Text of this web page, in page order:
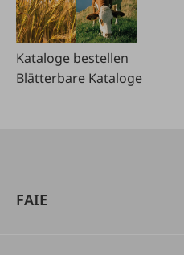
Kataloge bestellen
Blätterbare Kataloge
FAIE